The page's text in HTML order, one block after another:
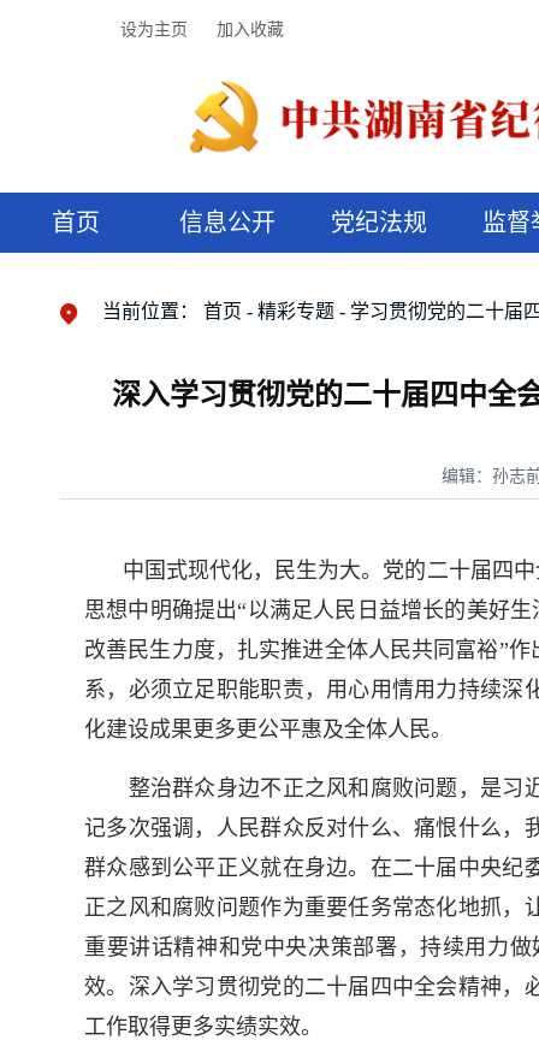
设为主页 加入收藏
首页 信息公开 党纪法规 监督
当前位置： 首页 精彩专题 学习贯彻党的二十届
深入学习贯彻党的二十届四中全
编辑：孙志
中国式现代化，民生为大。党的二十届四
思想中明确提出“以满足人民日益增长的美好
改善民生力度，扎实推进全体人民共同富裕”
系，必须立足职能职责，用心用情用力持续
化建设成果更多更公平惠及全体人民。
整治群众身边不正之风和腐败问题，是习
记多次强调，人民群众反对什么、痛恨什么，
群众感到公平正义就在身边。在二十届中央纪
正之风和腐败问题作为重要任务常态化地抓
重要讲话精神和党中央决策部署，持续用力
效。深入学习贯彻党的二十届四中全会精神，
工作取得更多实绩实效。